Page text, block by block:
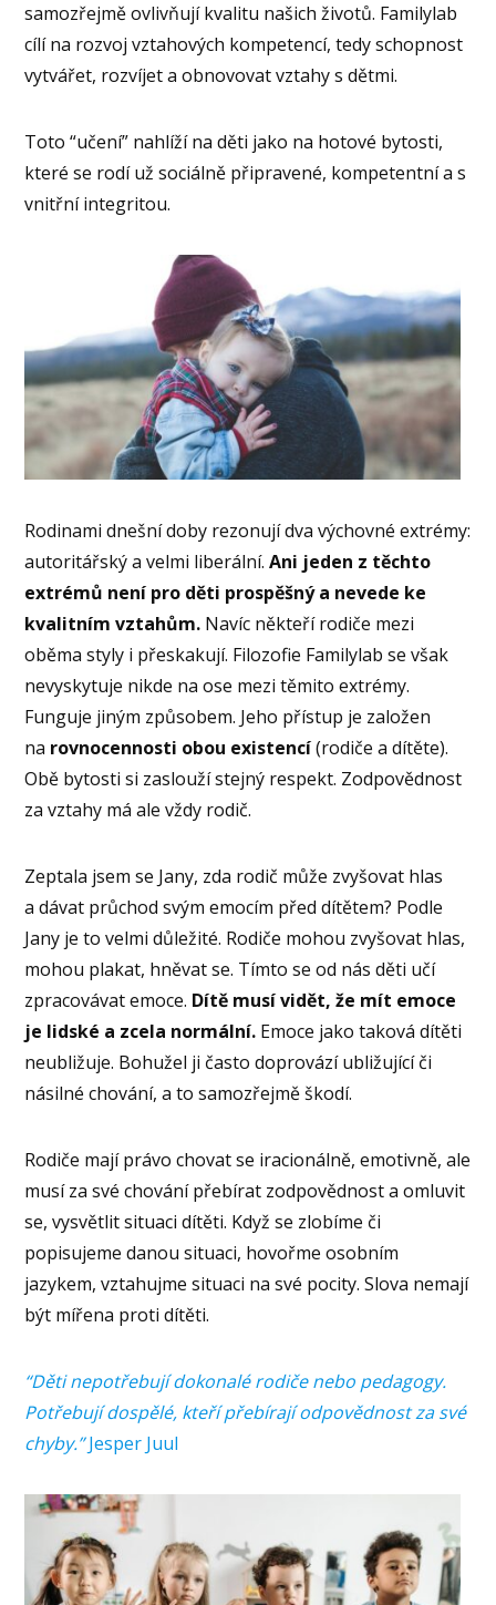
samozřejmě ovlivňují kvalitu našich životů. Familylab
cílí na rozvoj vztahových kompetencí, tedy schopnost
vytvářet, rozvíjet a obnovovat vztahy s dětmi.
Toto “učení” nahlíží na děti jako na hotové bytosti,
které se rodí už sociálně připravené, kompetentní a s
vnitřní integritou.
Rodinami dnešní doby rezonují dva výchovné extrémy:
autoritářský a velmi liberální.Ani jeden z těchto
extrémů není pro děti prospěšný a nevede ke
kvalitním vztahům. Navíc někteří rodiče mezi
oběma styly i přeskakují. Filozofie Familylab se však
nevyskytuje nikde na ose mezi těmito extrémy.
Funguje jiným způsobem. Jeho přístup je založen
na rovnocennosti obou existencí(rodiče a dítěte).
Obě bytosti si zaslouží stejný respekt. Zodpovědnost
za vztahy má ale vždy rodič.
Zeptala jsem se Jany, zda rodič může zvyšovat hlas
a dávat průchod svým emocím před dítětem? Podle
Jany je to velmi důležité. Rodiče mohou zvyšovat hlas,
mohou plakat, hněvat se. Tímto se od nás děti učí
zpracovávat emoce. Dítě musí vidět, že mít emoce
je lidské a zcela normální. Emoce jako taková dítěti
neubližuje. Bohužel ji často doprovází ubližující či
násilné chování, a to samozřejmě škodí.
Rodiče mají právo chovat se iracionálně, emotivně, ale
musí za své chování přebírat zodpovědnost a omluvit
se, vysvětlit situaci dítěti. Když se zlobíme či
popisujeme danou situaci, hovořme osobním
jazykem, vztahujme situaci na své pocity. Slova nemají
být mířena proti dítěti.
“Děti nepotřebují dokonalé rodiče nebo pedagogy.
Potřebují dospělé, kteří přebírají odpovědnost za své
chyby.”Jesper Juul